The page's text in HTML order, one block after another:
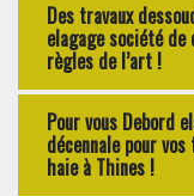
Des travaux
elagage société de
règles de l’art !
Pour vous Debord
décennale pour
haie à Thines !